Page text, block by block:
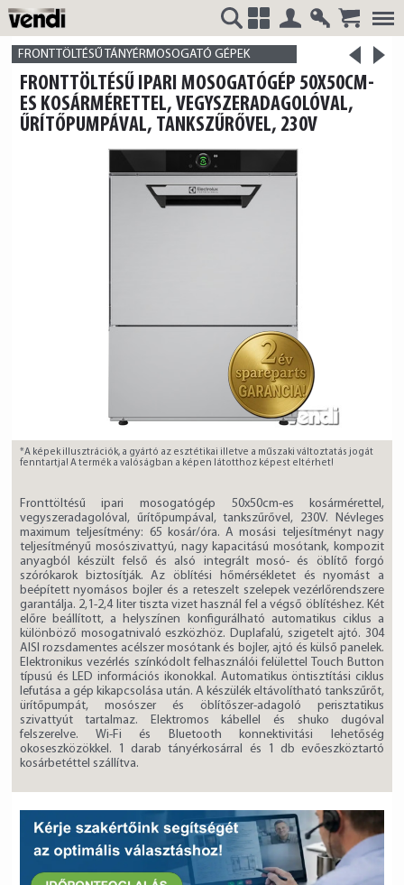
VENDI
HUNGÁRIA
+
FRONTTÖLTÉSŰ TÁNYÉRMOSOGATÓ GÉPEK
<
termék
>
FRONTTÖLTÉSŰ IPARI MOSOGATÓGÉP 50X50CM-
ES KOSÁRMÉRETTEL, VEGYSZERADAGOLÓVAL,
ŰRÍTŐPUMPÁVAL, TANKSZŰRŐVEL, 230V
*A képek illusztrációk, a gyártó az esztétikai illetve a műszaki változtatás jogát
fenntartja! A termék a valóságban a képen látotthoz képest eltérhet!
Fronttöltésű ipari mosogatógép 50x50cm-es kosármérettel,
vegyszeradagolóval, űrítőpumpával, tankszűrővel, 230V. Névleges
maximum teljesítmény: 65 kosár/óra. A mosási teljesítményt nagy
teljesítményű mosószivattyú, nagy kapacitású mosótank, kompozit
anyagból készült felső és alsó integrált mosó- és öblítő forgó
szórókarok biztosítják. Az öblítési hőmérsékletet és nyomást a
beépített nyomásos bojler és a reteszelt szelepek vezérlőrendszere
garantálja. 2,1-2,4 liter tiszta vizet használ fel a végső öblítéshez. Két
előre beállított, a helyszínen konfigurálható automatikus ciklus a
különböző mosogatnivaló eszközhöz. Duplafalú, szigetelt ajtó. 304
AISI rozsdamentes acélszer mosótank és bojler, ajtó és külső panelek.
Elektronikus vezérlés színkódolt felhasználói felülettel Touch Button
típusú és LED információs ikonokkal. Automatikus öntisztítási ciklus
lefutása a gép kikapcsolása után. A készülék eltávolítható tankszűrőt,
ürítőpumpát, mosószer és öblítőszer-adagoló perisztatikus
szivattyút tartalmaz. Elektromos kábellel és shuko dugóval
felszerelve. Wi-Fi és Bluetooth konnektivitási lehetőség
okoseszközökkel. 1 darab tányérkosárral és 1 db evőeszköztartó
kosárbetéttel szállítva.